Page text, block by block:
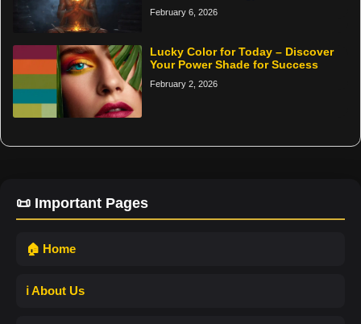
February 6, 2026
Lucky Color for Today – Discover
Your Power Shade for Success
February 2, 2026
📜 Important Pages
🏠 Home
ℹ️ About Us